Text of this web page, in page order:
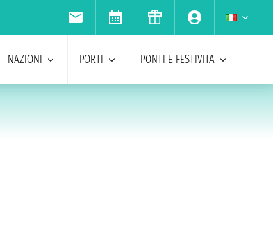
NAZIONI PORTI PONTI E FESTIVITA